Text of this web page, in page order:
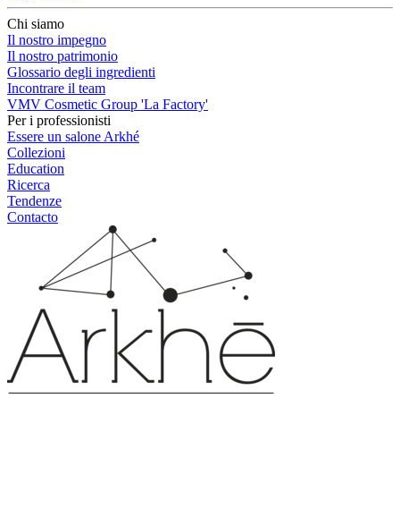
Chi siamo
Il nostro impegno
Il nostro patrimonio
Glossario degli ingredienti
Incontrare il team
VMV Cosmetic Group 'La Factory'
Per i professionisti
Essere un salone Arkhé
Collezioni
Education
Ricerca
Tendenze
Contacto